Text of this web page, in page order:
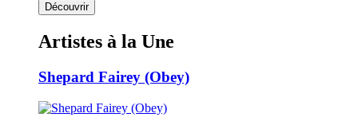
Découvrir
Artistes à la Une
Shepard Fairey (Obey)